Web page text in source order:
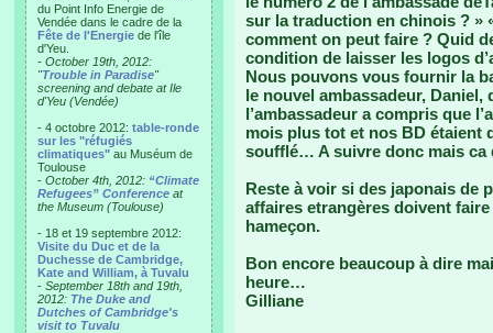
du Point Info Energie de
Vendée dans le cadre de la
Fête de l'Energie de l'île
d'Yeu.
- October 19th, 2012:
"Trouble in Paradise"
screening and debate at Ile
d'Yeu (Vendée)
- 4 octobre 2012: table-ronde
sur les "réfugiés
climatiques" au Muséum de
Toulouse
- October 4th, 2012: “Climate
Refugees” Conference at
the Museum (Toulouse)
- 18 et 19 septembre 2012:
Visite du Duc et de la
Duchesse de Cambridge,
Kate and William, à Tuvalu
- September 18th and 19th,
2012: The Duke and
Dutches of Cambridge's
visit to Tuvalu
sur la traduction en chinois ? »
comment on peut faire ? Quid
condition de laisser les logos
Nous pouvons vous fournir la
le nouvel ambassadeur,
l’ambassadeur a compris que
mois plus tot et nos BD étaient
soufflé… A suivre donc mais
Reste à voir si des japonais de
affaires etrangères doivent
hameçon.
Bon encore beaucoup à dire
heure…
Gilliane